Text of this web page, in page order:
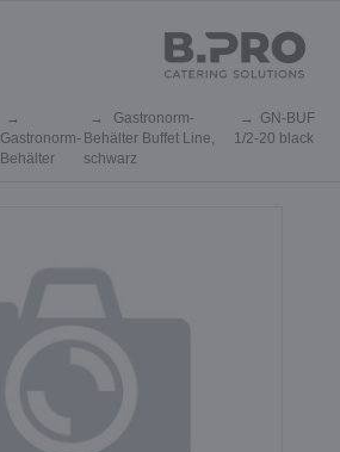
Gastronorm-
Behälter
Gastronorm-
Behälter Buffet Line,
schwarz
GN-BUF
1/2-20 black